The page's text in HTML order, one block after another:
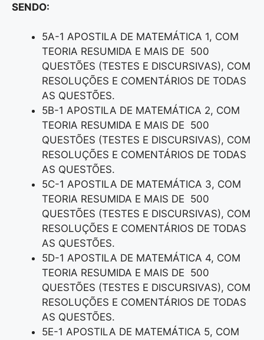
SENDO:
5A-1 APOSTILA DE MATEMÁTICA 1, COM
TEORIA RESUMIDA E MAIS DE 500
QUESTÕES (TESTES E DISCURSIVAS), COM
RESOLUÇÕES E COMENTÁRIOS DE TODAS
AS QUESTÕES.
5B-1 APOSTILA DE MATEMÁTICA 2, COM
TEORIA RESUMIDA E MAIS DE 500
QUESTÕES (TESTES E DISCURSIVAS), COM
RESOLUÇÕES E COMENTÁRIOS DE TODAS
AS QUESTÕES.
5C-1 APOSTILA DE MATEMÁTICA 3, COM
TEORIA RESUMIDA E MAIS DE 500
QUESTÕES (TESTES E DISCURSIVAS), COM
RESOLUÇÕES E COMENTÁRIOS DE TODAS
AS QUESTÕES.
5D-1 APOSTILA DE MATEMÁTICA 4, COM
TEORIA RESUMIDA E MAIS DE 500
QUESTÕES (TESTES E DISCURSIVAS), COM
RESOLUÇÕES E COMENTÁRIOS DE TODAS
AS QUESTÕES.
5E-1 APOSTILA DE MATEMÁTICA 5, COM